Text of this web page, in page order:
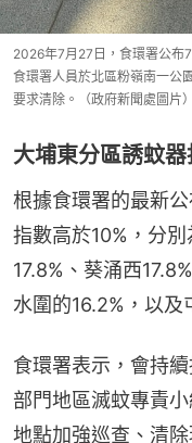
2026年7月27日，食環署公布
食環署人員於北區粉嶺南一公
要求清除。（政府新聞處圖片）
大埔東分區誘蚊
根據食環署的最新
指數高於10%，分
17.8%、葵涌西
水圍的16.2%，以及
食環署表示，會持
部門地區滅蚊專責
地點加強巡查、清